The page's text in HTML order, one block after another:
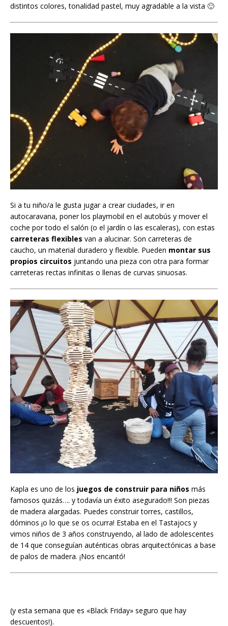
distintos colores, tonalidad pastel, muy agradable a la vista 🙂
Si a tu niño/a le gusta jugar a crear ciudades, ir en
autocaravana, poner los playmobil en el autobús y mover el
coche por todo el salón (o el jardín o las escaleras), con estas
carreteras flexibles van a alucinar. Son carreteras de
caucho, un material duradero y flexible. Pueden montar sus
propios circuitos juntando una pieza con otra para formar
carreteras rectas infinitas o llenas de curvas sinuosas.
Kapla es uno de los juegos de construir para niños más
famosos quizás…. y todavía un éxito asegurado!!! Son piezas
de madera alargadas. Puedes construir torres, castillos,
dóminos ¡o lo que se os ocurra! Estaba en el Tastajocs y
vimos niños de 3 años construyendo, al lado de adolescentes
de 14 que conseguían auténticas obras arquitectónicas a base
de palos de madera. ¡Nos encantó!
(y esta semana que es «Black Friday» seguro que hay
descuentos!).